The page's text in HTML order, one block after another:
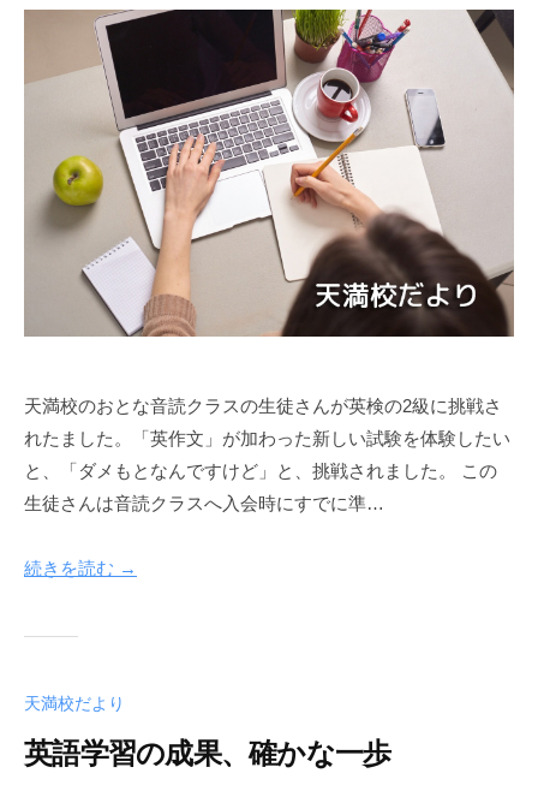
天満校のおとな音読クラスの生徒さんが英検の2級に挑戦さ
れたました。「英作文」が加わった新しい試験を体験したい
と、「ダメもとなんですけど」と、挑戦されました。 この
生徒さんは音読クラスへ入会時にすでに準…
続きを読む →
天満校だより
英語学習の成果、確かな一歩